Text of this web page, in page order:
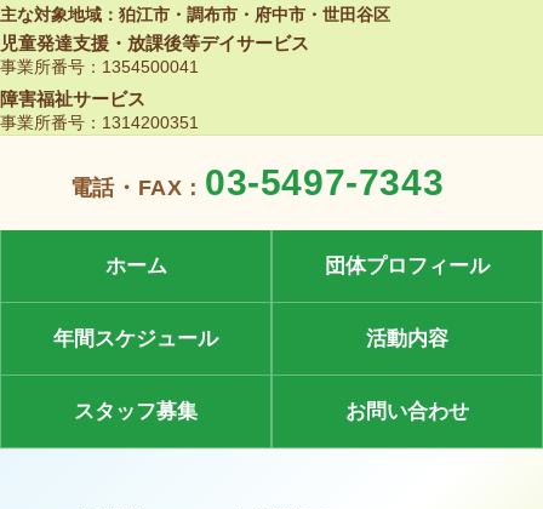
本文へ移動
主な対象地域：狛江市・調布市・府中市・世田谷区
児童発達支援・放課後等デイサービス
事業所番号：1354500041
障害福祉サービス
事業所番号：1314200351
電話・FAX： 03-5497-7343
ホーム 団体プロフィール
年間スケジュール 活動内容
スタッフ募集 お問い合わせ